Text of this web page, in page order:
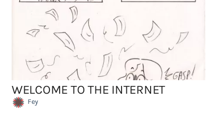
WELCOME TO THE INTERNET
Fey